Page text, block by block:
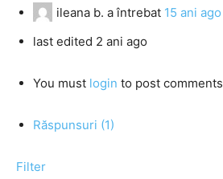
ileana b. a întrebat 15 ani ago
last edited 2 ani ago
You must login to post comments
Răspunsuri (1)
Filter